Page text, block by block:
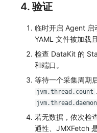
4. 验证
临时开启 Agent 启
YAML 文件被加载
检查 DataKit 的
和端口。
等待一个采集周期
jvm.thread.count
若无数据，依次检
通性、JMXFetch